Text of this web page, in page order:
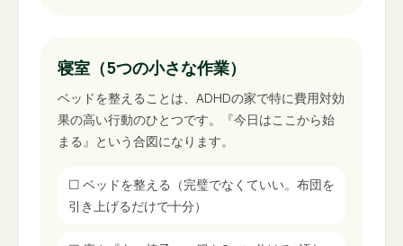
寝室（5つの小さな作業）
ベッドを整えることは、ADHDの家で特に費用対効
果の高い行動のひとつです。『今日はここから始
まる』という合図になります。
☐ ベッドを整える（完璧でなくていい。布団を
引き上げるだけで十分）